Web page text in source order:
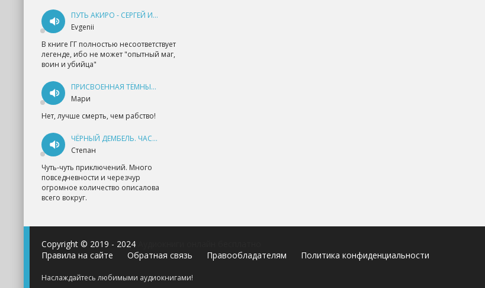
ПУТЬ АКИРО - СЕРГЕЙ ИЗМАЙЛОВ
Evgenii
В книге ГГ полностью несоответствует
легенде, ибо не может "опытный маг,
воин и убийца"
ПРИСВОЕННАЯ ТЁМНЫМ. ПРОКЛЯТАЯ ЛЮБОВЬ - АННА ГЕРР
Мари
Нет, лучше смерть, чем рабство!
ЧЁРНЫЙ ДЕМБЕЛЬ. ЧАСТЬ 1 - АНДРЕЙ ФЕДИН
Степан
Чуть-чуть приключений. Много
повседневности и черезчур
огромное количество описалова
всего вокруг.
Copyright © 2019 - 2024
Правила на сайте
Обратная связь Правообладателям Политика конфиденциальности
Наслаждайтесь любимыми аудиокнигами!